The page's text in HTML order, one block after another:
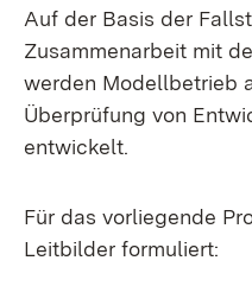
Auf der Basis der
Zusammenarbeit mit
werden Modellbetrieb
Überprüfung von
entwickelt.
Für das vorliegende
Leitbilder formuliert: